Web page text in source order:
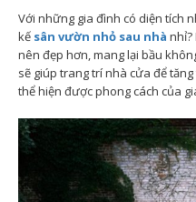
Với những gia đình có diện tích
kế sân vườn nhỏ sau nhà nhỉ?
nên đẹp hơn, mang lại bầu
sẽ giúp trang trí nhà cửa để
thể hiện được phong cách của